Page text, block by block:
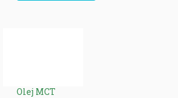
Olej MCT